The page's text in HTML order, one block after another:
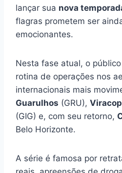
lançar sua nova
flagras prometem ser
emocionantes.
Nesta fase atual, o
rotina de operações nos
internacionais mais
Guarulhos (GRU),
(GIG) e, com seu retorno,
Belo Horizonte.
A série é famosa por